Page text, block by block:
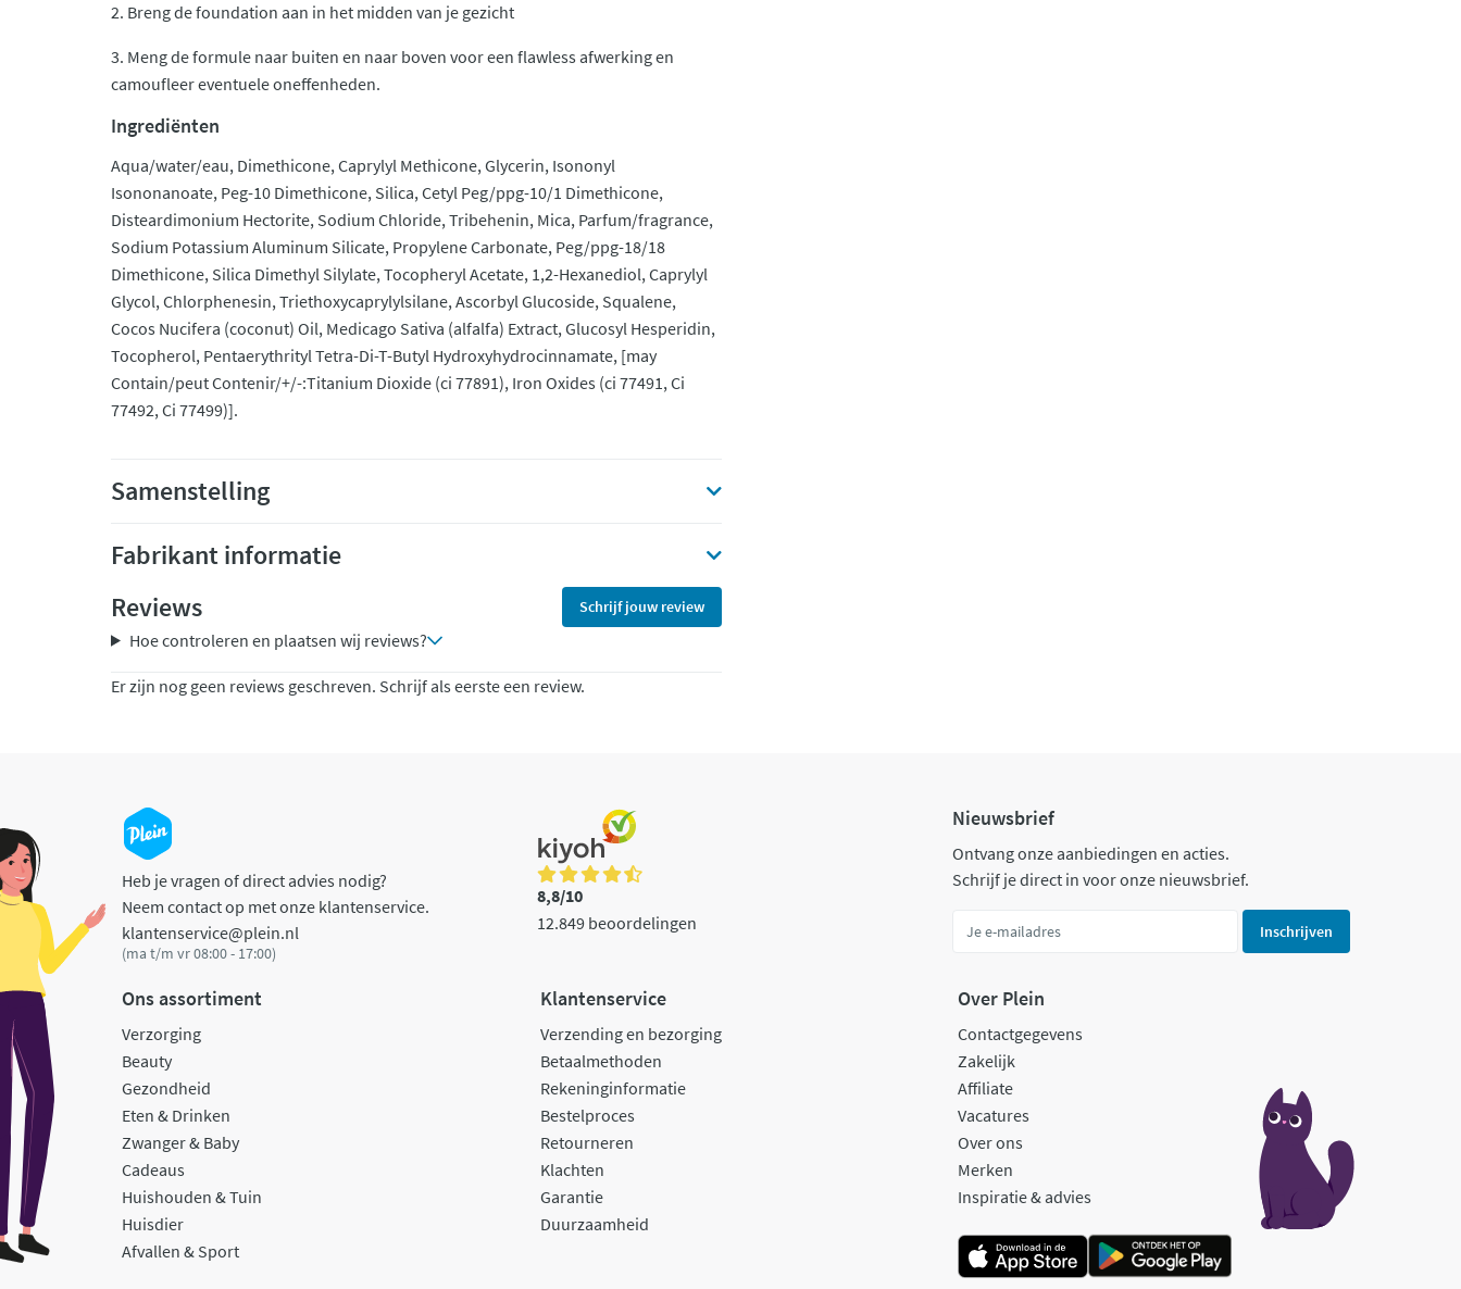
2. Breng de foundation aan in het midden van je gezicht
3. Meng de formule naar buiten en naar boven voor een flawless afwerking en
camoufleer eventuele oneffenheden.
Ingrediënten
Aqua/water/eau, Dimethicone, Caprylyl Methicone, Glycerin, Isononyl
Isononanoate, Peg-10 Dimethicone, Silica, Cetyl Peg/ppg-10/1 Dimethicone,
Disteardimonium Hectorite, Sodium Chloride, Tribehenin, Mica, Parfum/fragrance,
Sodium Potassium Aluminum Silicate, Propylene Carbonate, Peg/ppg-18/18
Dimethicone, Silica Dimethyl Silylate, Tocopheryl Acetate, 1,2-Hexanediol, Caprylyl
Glycol, Chlorphenesin, Triethoxycaprylylsilane, Ascorbyl Glucoside, Squalene,
Cocos Nucifera (coconut) Oil, Medicago Sativa (alfalfa) Extract, Glucosyl Hesperidin,
Tocopherol, Pentaerythrityl Tetra-Di-T-Butyl Hydroxyhydrocinnamate, [may
Contain/peut Contenir/+/-:Titanium Dioxide (ci 77891), Iron Oxides (ci 77491, Ci
77492, Ci 77499)].
Samenstelling
Fabrikant informatie
Reviews
Schrijf jouw review
Hoe controleren en plaatsen wij reviews?
Er zijn nog geen reviews geschreven. Schrijf als eerste een review.
Heb je vragen of direct advies nodig?
Neem contact op met onze klantenservice.
klantenservice@plein.nl
(ma t/m vr 08:00 - 17:00)
8,8/10
12.849 beoordelingen
Nieuwsbrief
Ontvang onze aanbiedingen en acties.
Schrijf je direct in voor onze nieuwsbrief.
Inschrijven
Ons assortiment
Verzorging
Beauty
Gezondheid
Eten & Drinken
Zwanger & Baby
Cadeaus
Huishouden & Tuin
Huisdier
Afvallen & Sport
Klantenservice
Verzending en bezorging
Betaalmethoden
Rekeninginformatie
Bestelproces
Retourneren
Klachten
Garantie
Duurzaamheid
Over Plein
Contactgegevens
Zakelijk
Affiliate
Vacatures
Over ons
Merken
Inspiratie & advies